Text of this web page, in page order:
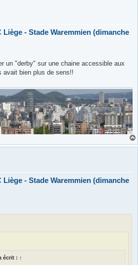
- Stade Waremmien (dimanche
un "derby" sur une chaine accessible aux
avait bien plus de sens!!
- Stade Waremmien (dimanche
écrit : ↑